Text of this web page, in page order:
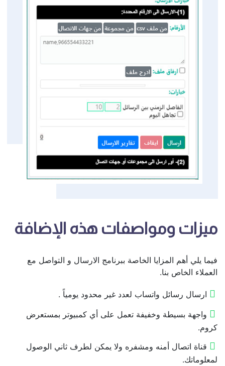
ميزات ومواصفات هذه الإضافة
فيما يلي أهم المزايا الخاصة ببرنامج الارسال و التواصل مع
العملاء الخاص بنا.
ارسال رسائل واتساب لعدد غير محدود يومياً .
واجهة بسيطة وخفيفة تعمل على أي كمبيوتر بمستعرض
كروم.
قناة اتصال أمنه ومشفره ولا يمكن لطرف ثاني الوصول
لمعلوماتك.